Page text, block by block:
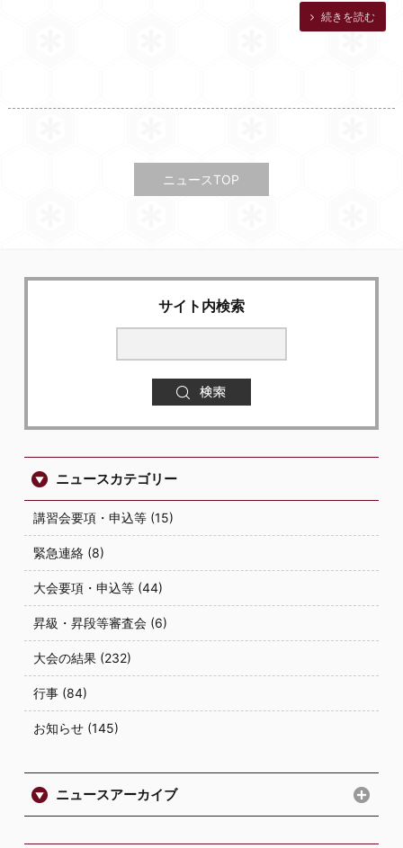
続きを読む
ニュースTOP
サイト内検索
ニュースカテゴリー
講習会要項・申込等 (15)
緊急連絡 (8)
大会要項・申込等 (44)
昇級・昇段等審査会 (6)
大会の結果 (232)
行事 (84)
お知らせ (145)
ニュースアーカイブ